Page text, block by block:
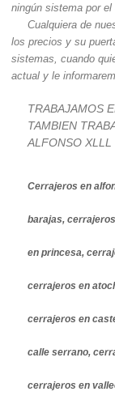
ningún sistema por
Cualquiera de
los precios y su
sistemas, cuando
actual y le
TRABAJAMOS
TAMBIEN
ALFONSO XLLL
Cerrajeros en
barajas,
en princesa,
cerrajeros en
cerrajeros en
calle serrano,
cerrajeros en